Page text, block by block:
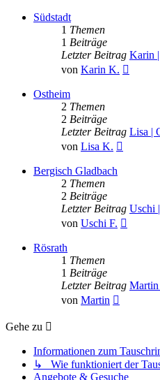
Südstadt
1 Themen
1 Beiträge
Letzter Beitrag Karin
von Karin K.
Ostheim
2 Themen
2 Beiträge
Letzter Beitrag Lisa |
von Lisa K.
Bergisch Gladbach
2 Themen
2 Beiträge
Letzter Beitrag Uschi
von Uschi F.
Rösrath
1 Themen
1 Beiträge
Letzter Beitrag Martin
von Martin
Gehe zu
Informationen zum
↳ Wie funktioniert der
Angebote & Gesuche